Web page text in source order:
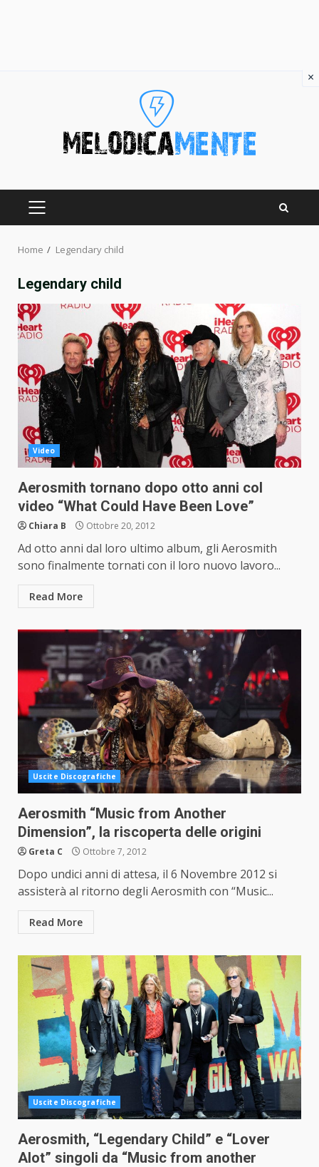
PRIMARY
Home Legendary child
Legendary child
Video
Aerosmith tornano dopo otto anni col
video “What Could Have Been Love”
Chiara B Ottobre 20, 2012
Ad otto anni dal loro ultimo album, gli Aerosmith
sono finalmente tornati con il loro nuovo lavoro...
Read More
Uscite Discografiche
Aerosmith “Music from Another
Dimension”, la riscoperta delle origini
Greta C Ottobre 7, 2012
Dopo undici anni di attesa, il 6 Novembre 2012 si
assisterà al ritorno degli Aerosmith con “Music...
Read More
Uscite Discografiche
Aerosmith, “Legendary Child” e “Lover
Alot” singoli da “Music from another
×